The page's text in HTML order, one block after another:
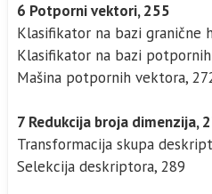
6 Potporni vektori, 255
Klasifikator na bazi granične
Klasifikator na bazi
Mašina potpornih vektora,
7 Redukcija broja dimenzija,
Transformacija skupa
Selekcija deskriptora, 289